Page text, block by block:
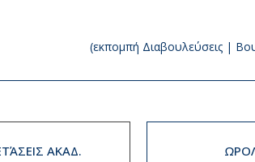
(εκπομπή Διαβουλεύσεις |
ΑΚΑΔ.